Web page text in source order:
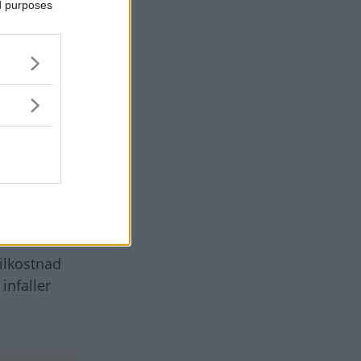
purposes
år
400
infaller